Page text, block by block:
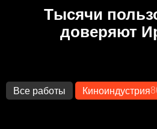
Тысячи
доверяют
Все работы Киноиндустрия